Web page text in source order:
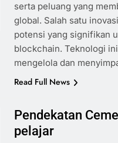
serta peluang yang
global. Salah satu
potensi yang signifikan
blockchain. Teknologi
mengelola dan
Read Full News
Pendekatan
pelajar